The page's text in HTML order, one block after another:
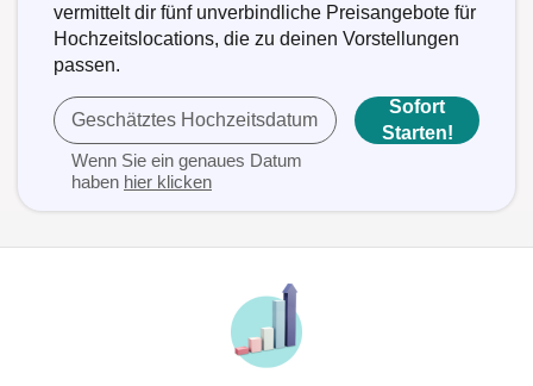
vermittelt dir fünf unverbindliche Preisangebote für
Hochzeitslocations, die zu deinen Vorstellungen
passen.
Geschätztes Hochzeitsdatum
Wenn Sie ein genaues Datum
haben hier klicken
Sofort
Starten!